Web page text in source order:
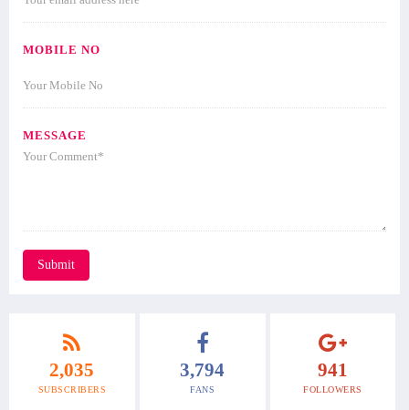
MOBILE NO
MESSAGE
Submit
2,035
SUBSCRIBERS
3,794
FANS
941
FOLLOWERS